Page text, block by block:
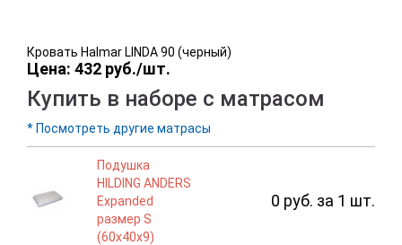
Кровать Halmar LINDA 90 (черный)
Цена: 432 руб./шт.
Купить в наборе с матрасом
* Посмотреть другие матрасы
Подушка
HILDING ANDERS
Expanded
размер S
(60x40х9)
0 руб. за 1 шт.